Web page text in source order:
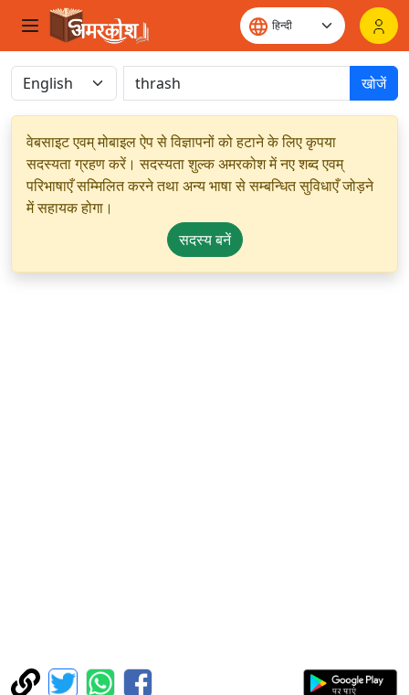
खोजें
वेबसाइट एवम् मोबाइल ऐप से विज्ञापनों को हटाने के लिए कृपया
सदस्यता ग्रहण करें। सदस्यता शुल्क अमरकोश में नए शब्द एवम्
परिभाषाएँ सम्मिलित करने तथा अन्य भाषा से सम्बन्धित सुविधाएँ जोड़ने
में सहायक होगा।
सदस्य बनें